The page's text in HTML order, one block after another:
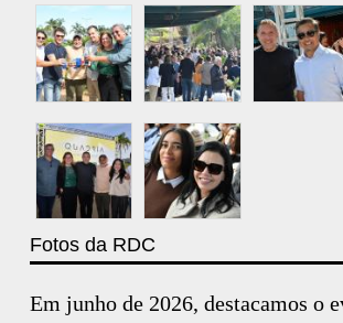
Fotos da RDC
Em junho de 2026, destacamos o